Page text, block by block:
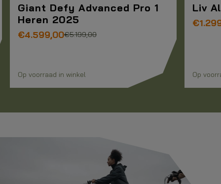
Giant Defy Advanced Pro 1
Heren 2025
€5.199,00
Oorspronkelijke
€4.599,00
Huidige
Op voorraad in winkel
Liv
€
Op